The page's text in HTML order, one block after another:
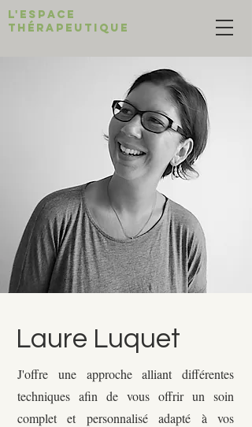
L'ESPACE
THÉRAPEUTIQUE
Laure Luquet
J'offre une approche alliant différentes
techniques afin de vous offrir un soin
complet et personnalisé adapté à vos